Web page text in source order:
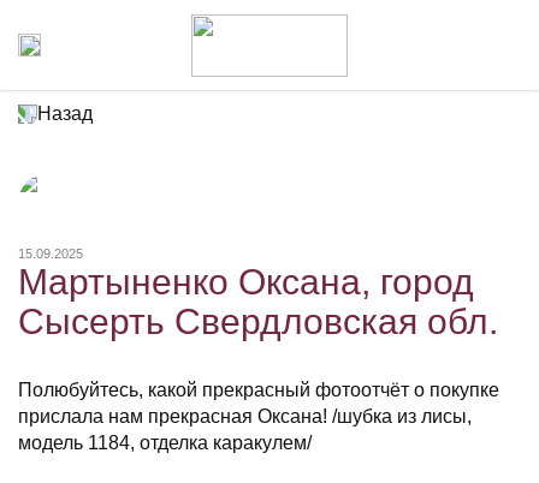
Назад
15.09.2025
Мартыненко Оксана, город
Сысерть Свердловская обл.
Полюбуйтесь, какой прекрасный фотоотчёт о покупке
прислала нам прекрасная Оксана! /шубка из лисы,
модель 1184, отделка каракулем/